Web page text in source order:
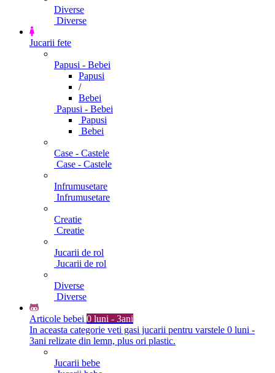
Diverse
Diverse
Jucarii fete
Papusi - Bebei
Papusi
/
Bebei
Papusi - Bebei
Papusi
Bebei
Case - Castele
Case - Castele
Infrumusetare
Infrumusetare
Creatie
Creatie
Jucarii de rol
Jucarii de rol
Diverse
Diverse
Articole bebei 0 luni - 3ani
In aceasta categorie veti gasi jucarii pentru varstele 0 luni -
3ani relizate din lemn, plus ori plastic.
Jucarii bebe